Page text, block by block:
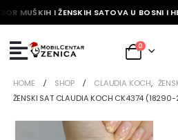
MUŠKIH I ŽENSKIH SATOVA U BOSNI I
0
HOME SHOP CLAUDIA KOCH,
ŽENSKI SAT CLAUDIA KOCH CK4374